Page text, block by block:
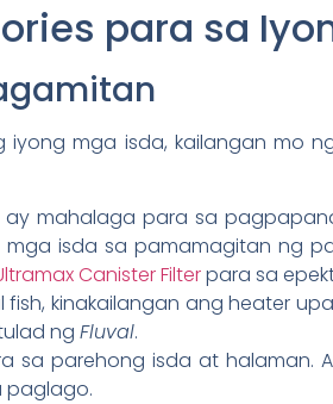
para sa
mga isda, kailangan mo
mahalaga para sa
isda sa pamamagitan ng
Canister Filterpara sa
fish, kinakailangan ang heater
ng Fluval.
sa parehong isda at halaman.
paglago.